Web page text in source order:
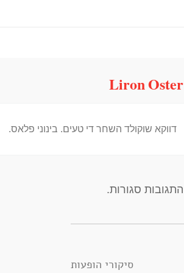
Liron Oster
דווקא שוקולד השחר די טעים. בינוני פלאס.
התגובות סגורות.
סיקורי הופעות